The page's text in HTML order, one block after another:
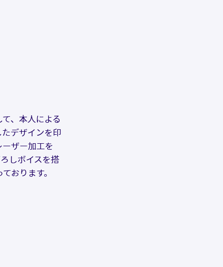
、本人による
デザインを印
ザー加工を
しボイスを搭
おります。